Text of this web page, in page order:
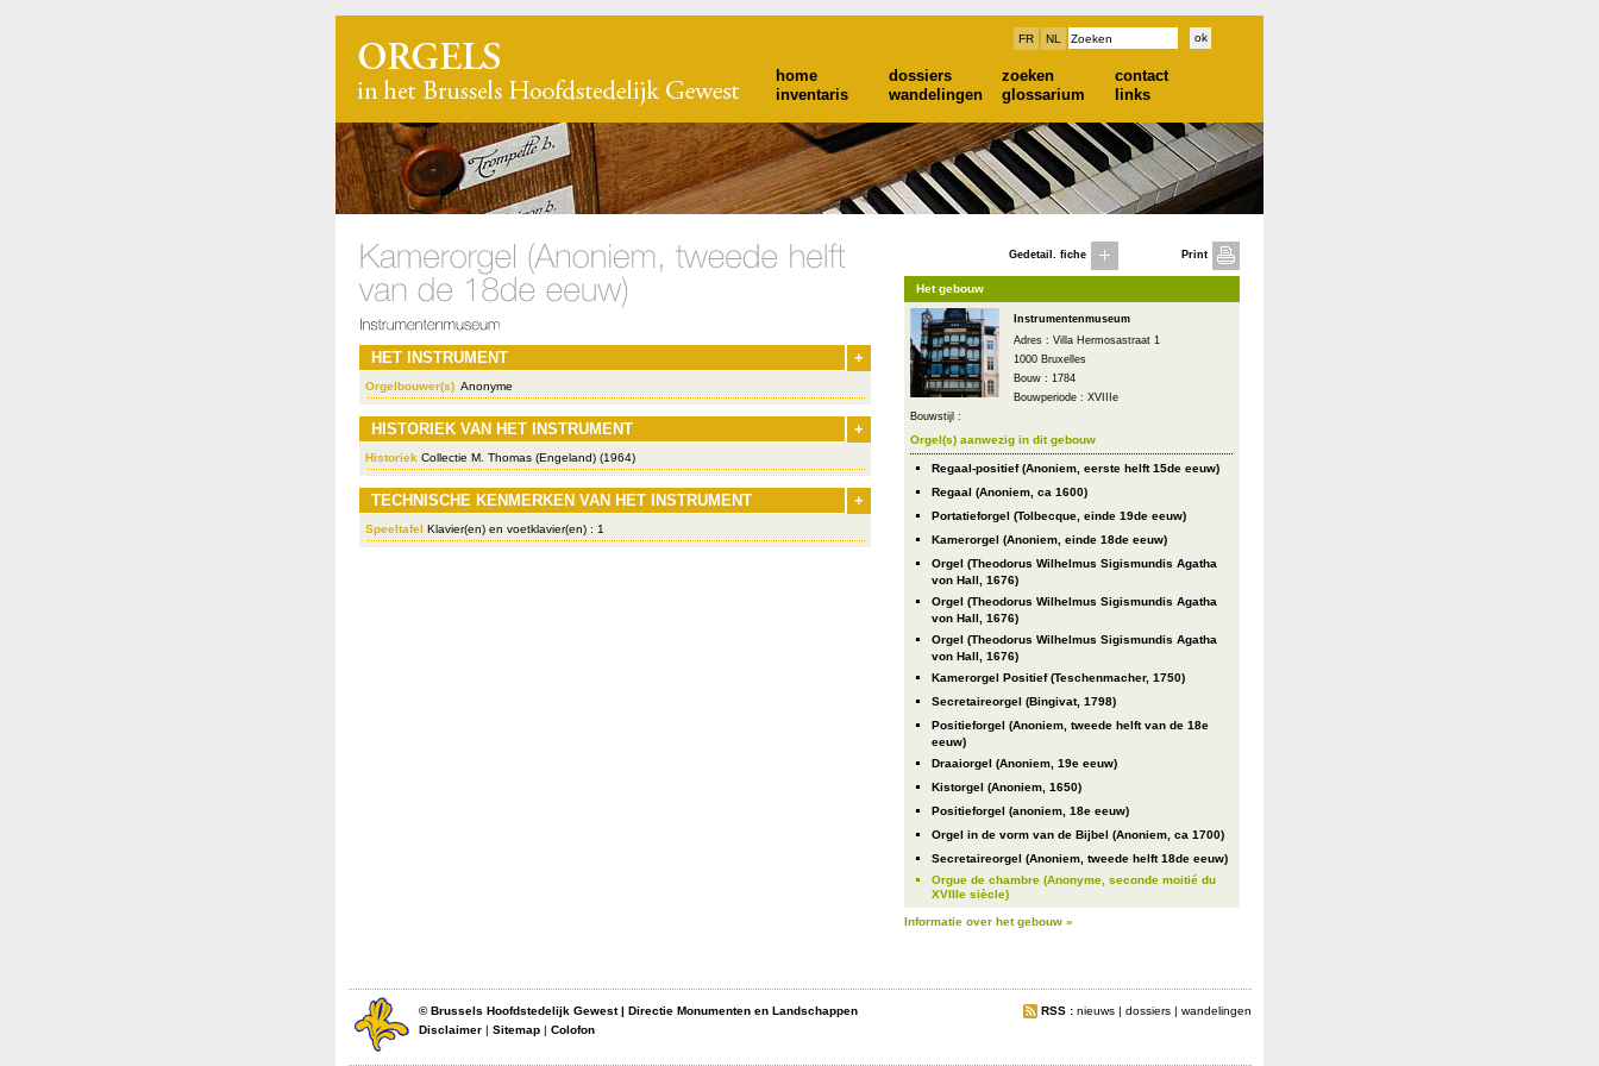
FR NL
home dossiers zoeken
contact
inventaris
wandelingen glossarium links
+
HET INSTRUMENT
Orgelbouwer(s) Anonyme
+
HISTORIEK VAN HET INSTRUMENT
Historiek Collectie M. Thomas (Engeland) (1964)
+
TECHNISCHE KENMERKEN VAN HET INSTRUMENT
Speeltafel Klavier(en) en voetklavier(en) : 1
Gedetail. fiche Print
Het gebouw
Instrumentenmuseum
Adres : Villa Hermosastraat 1
1000 Bruxelles
Bouw : 1784
Bouwperiode : XVIIIe
Bouwstijl :
Orgel(s) aanwezig in dit gebouw
Regaal-positief (Anoniem, eerste helft 15de eeuw)
Regaal (Anoniem, ca 1600)
Portatieforgel (Tolbecque, einde 19de eeuw)
Kamerorgel (Anoniem, einde 18de eeuw)
Orgel (Theodorus Wilhelmus Sigismundis Agatha
von Hall, 1676)
Orgel (Theodorus Wilhelmus Sigismundis Agatha
von Hall, 1676)
Orgel (Theodorus Wilhelmus Sigismundis Agatha
von Hall, 1676)
Kamerorgel Positief (Teschenmacher, 1750)
Secretaireorgel (Bingivat, 1798)
Positieforgel (Anoniem, tweede helft van de 18e
eeuw)
Draaiorgel (Anoniem, 19e eeuw)
Kistorgel (Anoniem, 1650)
Positieforgel (anoniem, 18e eeuw)
Orgel in de vorm van de Bijbel (Anoniem, ca 1700)
Secretaireorgel (Anoniem, tweede helft 18de eeuw)
Orgue de chambre (Anonyme, seconde moitié du
XVIIIe siècle)
Informatie over het gebouw »
RSS : nieuws | dossiers | wandelingen
©Brussels Hoofdstedelijk Gewest| Directie Monumenten en Landschappen
Disclaimer | Sitemap | Colofon